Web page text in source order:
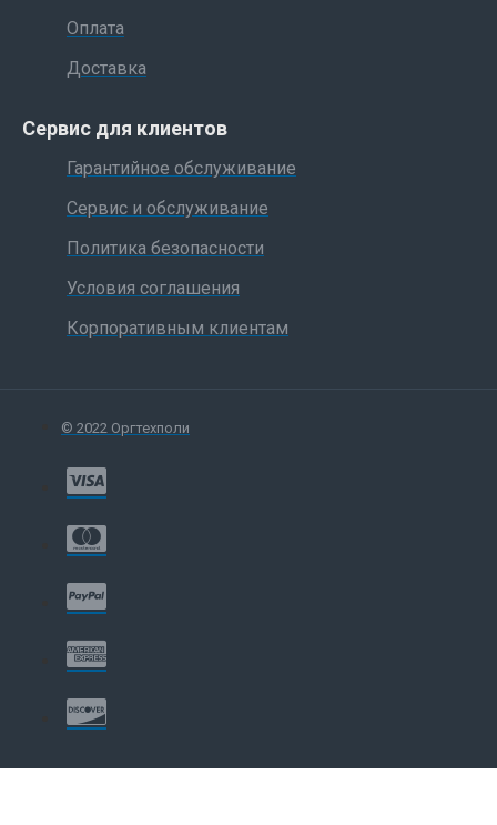
Оплата
Доставка
Сервис для клиентов
Гарантийное обслуживание
Сервис и обслуживание
Политика безопасности
Условия соглашения
Корпоративным клиентам
© 2022 Оргтехполи